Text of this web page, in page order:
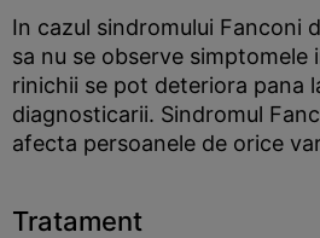
In cazul sindromului Fanconi
sa nu se observe simptomele
rinichii se pot deteriora pana
diagnosticarii. Sindromul
afecta persoanele de orice
Tratament